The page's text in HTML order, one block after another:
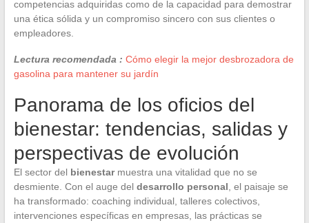
competencias adquiridas como de la capacidad para demostrar
una ética sólida y un compromiso sincero con sus clientes o
empleadores.
Lectura recomendada : Cómo elegir la mejor desbrozadora de
gasolina para mantener su jardín
Panorama de los oficios del
bienestar: tendencias, salidas y
perspectivas de evolución
El sector del bienestarmuestra una vitalidad que no se
desmiente. Con el auge del desarrollo personal , el paisaje se
ha transformado: coaching individual, talleres colectivos,
intervenciones específicas en empresas, las prácticas se